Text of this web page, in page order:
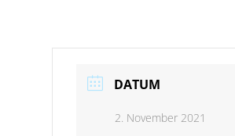
DATUM
2. November 2021